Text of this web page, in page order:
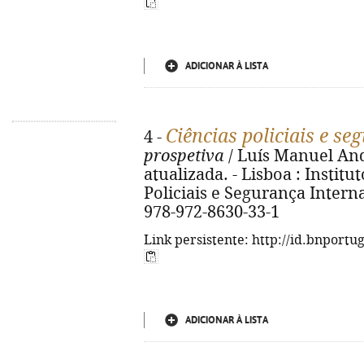
ADICIONAR À LISTA
4 - Ciências policiais e
prospetiva / Luís Manuel
atualizada. - Lisboa :
Policiais e Segurança
978-972-8630-33-1
Link persistente: http://
ADICIONAR À LISTA